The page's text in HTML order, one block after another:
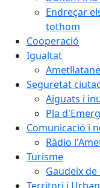
Endreçar
tothom
Cooperació
Igualtat
Seguretat
Aiguats i
Pla
Comunicació i
Ràdio
Turisme
Gaudeix